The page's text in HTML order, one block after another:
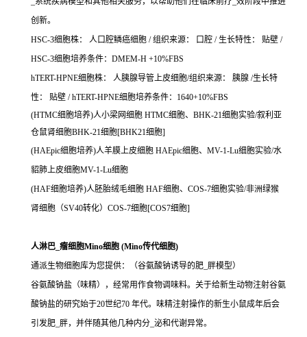
创新。
HSC-3细胞株： 人口腔鳞癌细胞 / 组织来源： 口腔 / 生长特性： 贴壁 /
HSC-3细胞培养条件：DMEM-H +10%FBS
hTERT-HPNE细胞株： 人胰腺导管上皮细胞/组织来源： 胰腺 /生长特
性： 贴壁 / hTERT-HPNE细胞培养条件：1640+10%FBS
(HTMC细胞培养)人小梁网细胞 HTMC细胞、BHK-21细胞实验/叙利亚
仓鼠肾细胞BHK-21细胞[BHK21细胞]
(HAEpic细胞培养)人羊膜上皮细胞 HAEpic细胞、MV-1-Lu细胞实验/水
貂肺上皮细胞MV-1-Lu细胞
(HAF细胞培养)人胚胎绒毛细胞 HAF细胞、COS-7细胞实验/非洲绿猴
肾细胞（SV40转化）COS-7细胞[COS7细胞]
人淋巴_瘤细胞Mino细胞 (Mino传代细胞)
通派生物细胞库为您提供：（谷氨酸钠诱导的肥_胖模型）
谷氨酸钠盐（味精），经常用作食物调味料。关于给新生动物注射谷氨
酸钠盐的研究始于20世纪70 年代。味精注射操作的新生小鼠成年后会
引发肥_胖，并伴随其他几种内分_泌和代谢异常。